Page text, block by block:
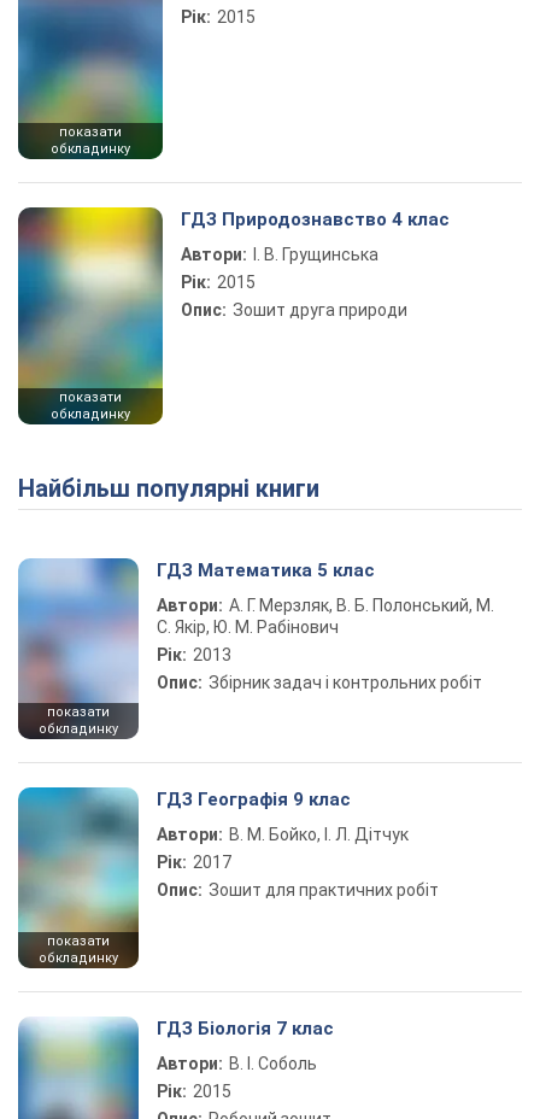
показати
обкладинку
Рік: 2015
показати
обкладинку
ГДЗ Природознавство 4 клас
Автори:
І. В. Грущинська
Рік: 2015
Опис: Зошит друга природи
Найбільш популярні книги
показати
обкладинку
ГДЗ Математика 5 клас
Автори: А. Г. Мерзляк, В. Б. Полонський, М.
С. Якір, Ю. М. Рабінович
Рік: 2013
Опис: Збірник задач і контрольних робіт
показати
обкладинку
ГДЗ Географія 9 клас
Автори: В. М. Бойко, І. Л. Дітчук
Рік: 2017
Опис: Зошит для практичних робіт
ГДЗ Біологія 7 клас
Автори: В. І. Соболь
Рік: 2015